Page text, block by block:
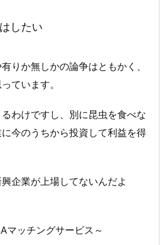
したい
りか無しかの論争はともかく、
ています。
わけですし、別に昆虫を食べな
今のうちから投資して利益を得
企業が上場してないんだよ
マッチングサービス～